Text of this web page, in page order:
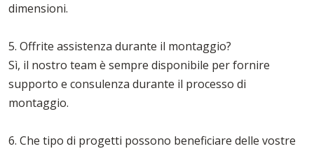
dimensioni.
5. Offrite assistenza durante il montaggio?
Sì, il nostro team è sempre disponibile per fornire
supporto e consulenza durante il processo di
montaggio.
6. Che tipo di progetti possono beneficiare delle vostre